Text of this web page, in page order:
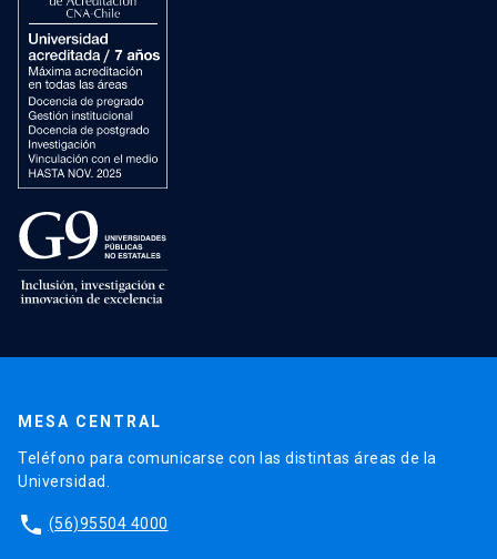
MESA CENTRAL
Teléfono para comunicarse con las distintas áreas de la
Universidad.
phone (56)95504 4000